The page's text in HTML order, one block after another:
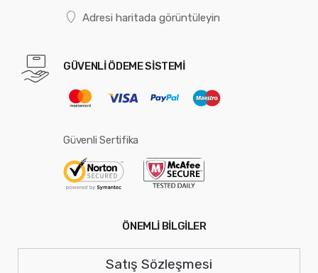
Adresi haritada görüntüleyin
GÜVENLİ ÖDEME SİSTEMİ
Güvenli Sertifika
ÖNEMLİ BİLGİLER
Satış Sözleşmesi